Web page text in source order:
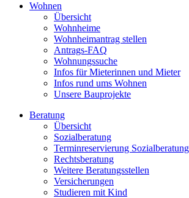
Wohnen
Übersicht
Wohnheime
Wohnheimantrag stellen
Antrags-FAQ
Wohnungssuche
Infos für Mieterinnen und Mieter
Infos rund ums Wohnen
Unsere Bauprojekte
Beratung
Übersicht
Sozialberatung
Terminreservierung Sozialberatung
Rechtsberatung
Weitere Beratungsstellen
Versicherungen
Studieren mit Kind